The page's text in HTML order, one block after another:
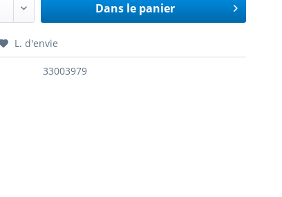
Dans le panier
L. d'envie
33003979